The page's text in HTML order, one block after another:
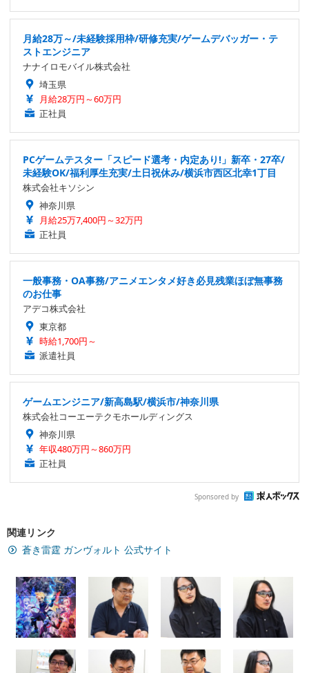
月給28万～/未経験採用枠/研修充実/ゲームデバッガー・テ
ストエンジニア
ナナイロモバイル株式会社
埼玉県
月給28万円～60万円
正社員
PCゲームテスター「スピード選考・内定あり!」新卒・27卒/
未経験OK/福利厚生充実/土日祝休み/横浜市西区北幸1丁目
株式会社キソシン
神奈川県
月給25万7,400円～32万円
正社員
一般事務・OA事務/アニメエンタメ好き必見残業ほぼ無事務
のお仕事
アデコ株式会社
東京都
時給1,700円～
派遣社員
ゲームエンジニア/新高島駅/横浜市/神奈川県
株式会社コーエーテクモホールディングス
神奈川県
年収480万円～860万円
正社員
Sponsored by
関連リンク
蒼き雷霆 ガンヴォルト 公式サイト